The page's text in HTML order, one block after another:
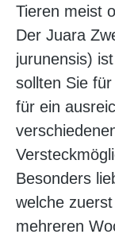
Tieren meist
Der Juara
jurunensis)
sollten Sie
für ein
Besonders
welche
mehreren